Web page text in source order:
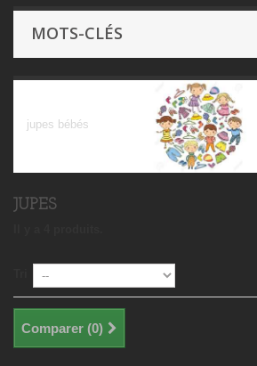
MOTS-CLÉS
jupes bébés
JUPES
Comparer (0)